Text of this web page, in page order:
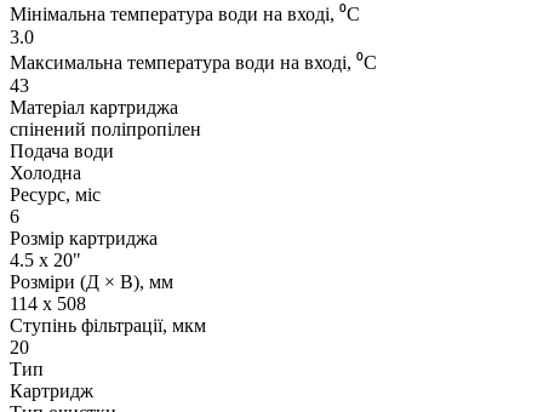
Мінімальна температура води на вході, ⁰С
3.0
Максимальна температура води на вході, ⁰С
43
Матеріал картриджа
спінений поліпропілен
Подача води
Холодна
Ресурс, міс
6
Розмір картриджа
4.5 х 20"
Розміри (Д × В), мм
114 x 508
Ступінь фільтрації, мкм
20
Тип
Картридж